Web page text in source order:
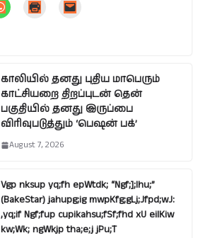
காலியில் தனது புதிய மாபெரும்
காட்சியறை திறப்புடன் தென்
பகுதியில் தனது இருப்பை
விரிவுபடுத்தும் ‘பெஷன் பக்’
August 7, 2026
Vgp nksup yq;fh epWtdk; “Ngf;];lhu;”
(BakeStar) jahupg;ig mwpKfg;gLj;Jfpd;wJ:
,yq;if Ngf;fup cupikahsu;fSf;fhd xU eilKiw
kw;Wk; ngWkjp tha;e;j jPu;T